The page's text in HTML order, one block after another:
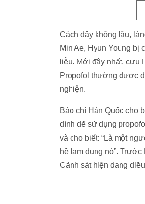
Cách đây không lâu,
Min Ae, Hyun Young bị
liễu. Mới đây nhất, cựu
Propofol thường được
nghiện.
Báo chí Hàn Quốc cho
đình để sử dụng
và cho biết: “Là một
hề lạm dụng nó”.
Cảnh sát hiện đang